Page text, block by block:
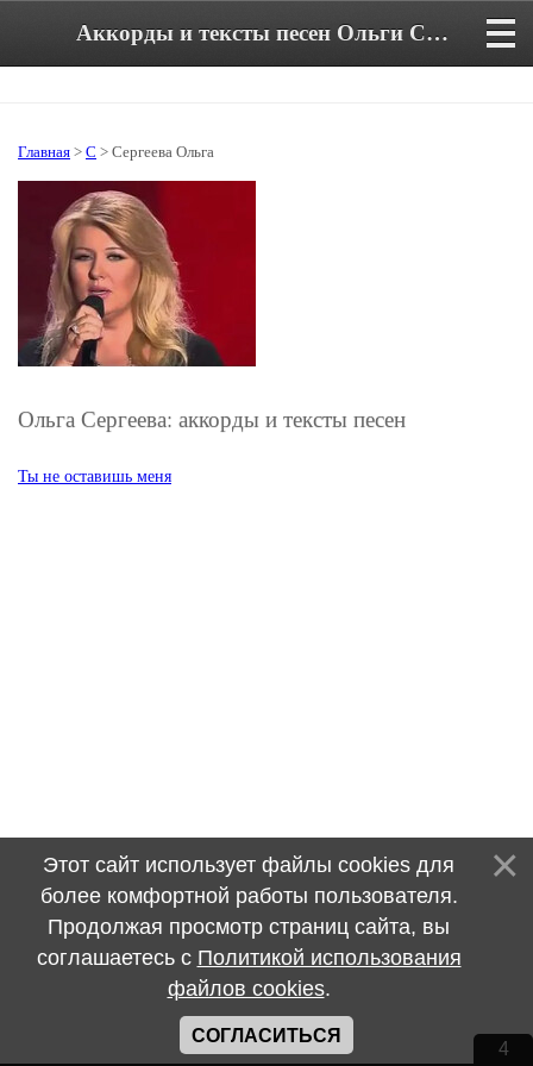
Аккорды и тексты песен Ольги Сергеевой
Главная > С > Сергеева Ольга
Ольга Сергеева: аккорды и тексты песен
Ты не оставишь меня
Этот сайт использует файлы cookies для
более комфортной работы пользователя.
Продолжая просмотр страниц сайта, вы
соглашаетесь с Политикой использования
файлов cookies.
СОГЛАСИТЬСЯ
4